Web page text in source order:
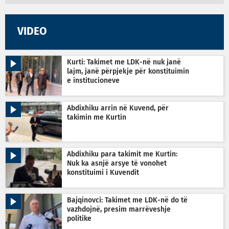
VIDEO
Kurti: Takimet me LDK-në nuk janë
lajm, janë përpjekje për konstituimin
e institucioneve
Abdixhiku arrin në Kuvend, për
takimin me Kurtin
Abdixhiku para takimit me Kurtin:
Nuk ka asnjë arsye të vonohet
konstituimi i Kuvendit
Bajqinovci: Takimet me LDK-në do të
vazhdojnë, presim marrëveshje
politike